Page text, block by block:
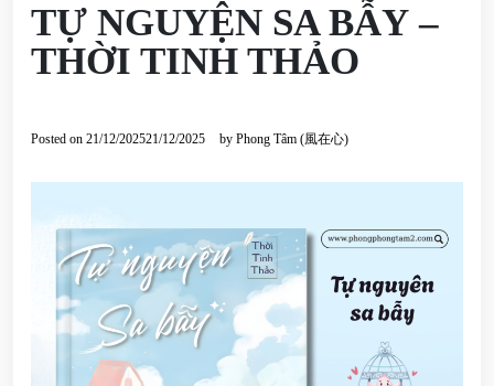
TỰ NGUYỆN SA BẪY –
THỜI TINH THẢO
Posted on 21/12/202521/12/2025 by Phong Tâm (風在心)